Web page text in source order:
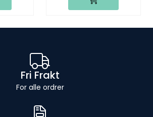
Fri Frakt
For alle ordrer